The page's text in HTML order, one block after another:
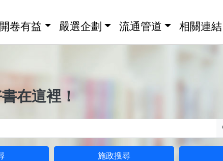
卷有益 嚴選企劃 流通管道 相關連結
在這裡！
施政搜尋